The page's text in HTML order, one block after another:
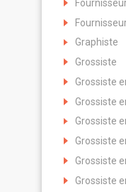
Graphiste
Grossiste
Grossiste
Grossiste
Grossiste
Grossiste
Grossiste
Grossiste